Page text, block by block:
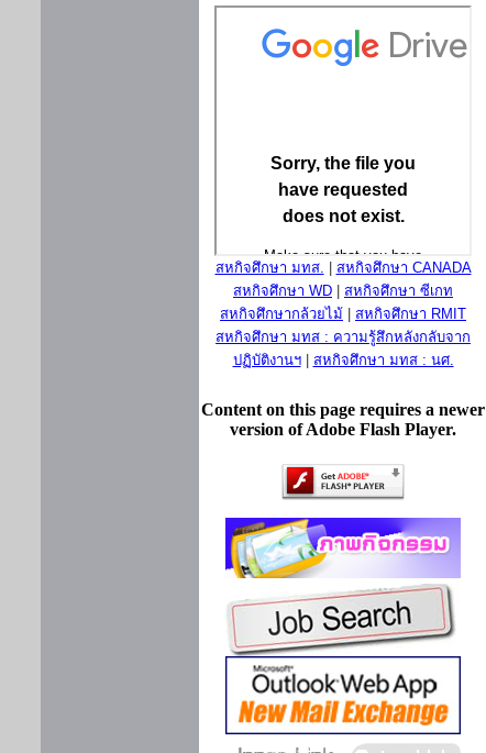
สหกิจศึกษา มทส.
สหกิจศึกษา CANADA
สหกิจศึกษา WD
สหกิจศึกษา ซีเกท
สหกิจศึกษากล้วยไม้
สหกิจศึกษา RMIT
สหกิจศึกษา มทส : ความรู้สึกหลังกลับจาก
ปฏิบัติงานฯ| สหกิจศึกษา มทส : นศ.
Content on this page requires a newer
version of Adobe Flash Player.